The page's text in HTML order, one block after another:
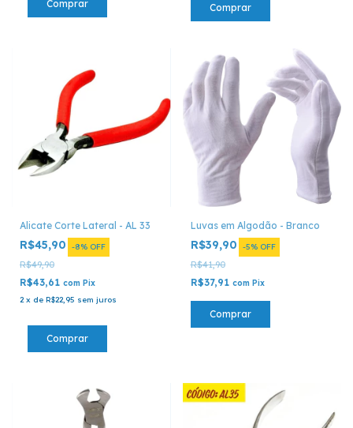
Comprar
Alicate Corte Lateral - AL 33
R$45,90 -8% OFF
R$49,90
R$43,61 com Pix
2 x de R$22,95 sem juros
Luvas em Algodão - Branco
R$39,90 -5% OFF
R$41,90
R$37,91 com Pix
Comprar